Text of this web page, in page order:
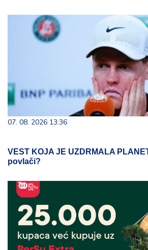
07. 08. 2026 13:36
VEST KOJA JE UZDRMALA
povlači?